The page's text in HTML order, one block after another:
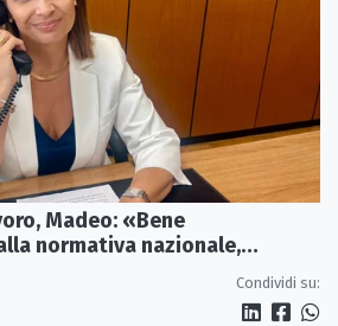
Madeo: «Bene
normativa nazionale,
Condividi su: